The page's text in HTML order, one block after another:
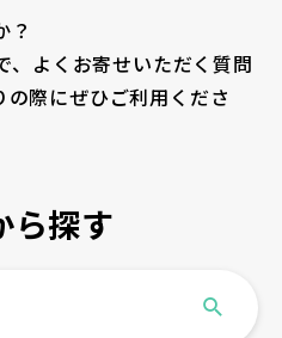
？
、よくお寄せいただく質問
際にぜひご利用くださ
ら探す